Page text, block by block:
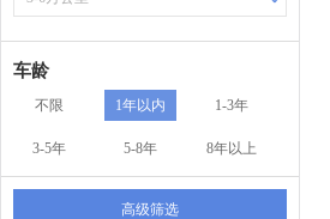
车龄
不限 1年以内 1-3年
3-5年 5-8年 8年以上
高级筛选